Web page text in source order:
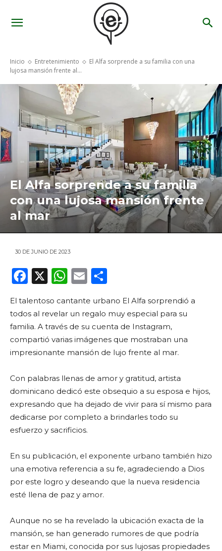
Inicio Entretenimiento
El Alfa sorprende a su familia con una
lujosa mansión frente al...
El Alfa sorprende a su familia
con una lujosa mansión frente
al mar
30 DE JUNIO DE 2023
F
c
e
b
o
k
X
W
a
ts
A
p
E
ai
l
m
p
ar
ti
El talentoso cantante urbano El Alfa sorprendió a
todos al revelar un regalo muy especial para su
familia. A través de su cuenta de Instagram,
compartió varias imágenes que mostraban una
impresionante mansión de lujo frente al mar.
Con palabras llenas de amor y gratitud, artista
dominicano dedicó este obsequio a su esposa e hijos,
expresando que ha dejado de vivir para sí mismo para
dedicarse por completo a brindarles todo su
esfuerzo y sacrificios.
En su publicación, el exponente urbano también hizo
una emotiva referencia a su fe, agradeciendo a Dios
por este logro y deseando que la nueva residencia
esté llena de paz y amor.
Aunque no se ha revelado la ubicación exacta de la
mansión, se han generado rumores de que podría
estar en Miami, conocida por sus lujosas propiedades